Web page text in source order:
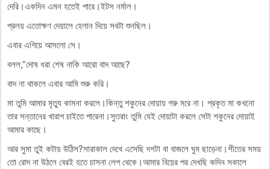
দেরি।একদিন এমন হতেই পারে।ইটস নর্মাল।
প্রলয় এতোক্ষণ দেয়ালে হেলান দিয়ে সবটা শুনছিল।
এবার এগিয়ে আসলো সে।
বলল,”দোষ ধরা শেষ নাকি আরো বাদ আছে?
বাদ না থাকলে এবার আমি শুরু করি।
মা তুমি আমার মৃত্যু কামনা করলে।কিন্তু শকুনের দোয়ায় গরু মরে না। প্রকৃত মা কখনো
তার সন্তানের খারাপ চাইতে পারেনা।সুতরাং তুমি যেই দোয়াটা করলে সেটা শকুনের দোয়াই
আমার কাছে।
আর সুমা তুই কটায় উঠিস?সারাকাল দেখে এসেছি দশটা বা বাজলে ঘুম ছাড়েনা।শীতের সময়
তো রোদ না উঠলে বেরই হতে চাসনা লেপ থেকে।আমার বিয়ের পর দেখছি কদিন সকালে